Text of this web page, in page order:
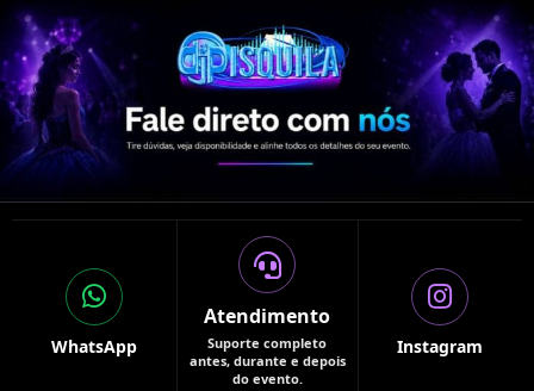
WhatsApp
Atendimento
Suporte completo
antes, durante e depois
do evento.
Instagram